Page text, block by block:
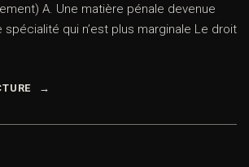
A. Une matière pénale devenue
spécialité qui n’est plus marginale Le droit